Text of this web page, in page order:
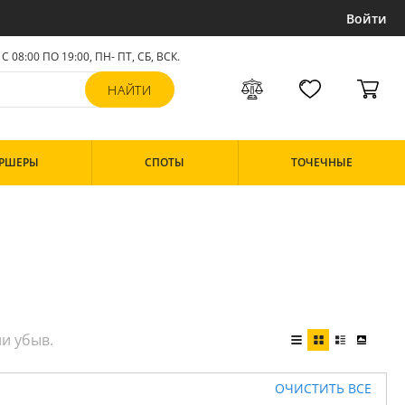
Войти
С 08:00 ПО 19:00, ПН- ПТ, СБ, ВСК.
СПОТЫ ТОЧЕЧНЫЕ
ОЧИСТИТЬ ВСЕ